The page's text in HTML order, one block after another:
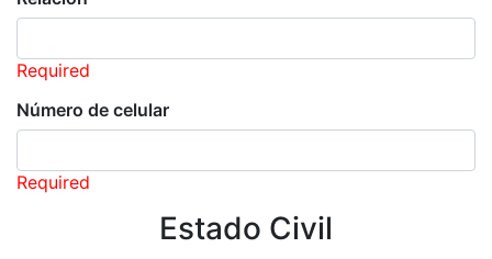
Required
Número de celular
Required
Estado Civil